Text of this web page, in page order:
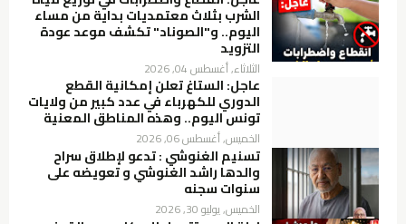
الشرب بثلاث معتمديات بداية من مساء
اليوم.. و"الصوناد" تكشف موعد عودة
التزويد
الثلاثاء, أغسطس 04, 2026
عاجل: الستاغ تعلن إمكانية القطع
الدوري للكهرباء في عدد كبير من ولايات
تونس اليوم.. وهذه المناطق المعنية
الخميس, أغسطس 06, 2026
تسنيم الغنوشي : تدعو لإطلاق سراح
والدها راشد الغنوشي و تعويضه على
سنوات سجنه
الخميس, يوليو 30, 2026